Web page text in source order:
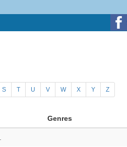
S T U V W X Y Z
Genres